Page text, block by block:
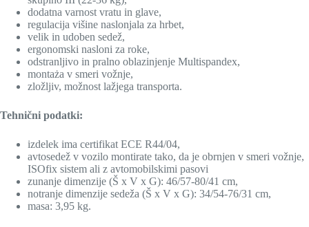
dodatna varnost vratu in glave,
regulacija višine naslonjala za hrbet,
velik in udoben sedež,
ergonomski nasloni za roke,
odstranljivo in pralno oblazinjenje Multispandex,
montaża v smeri vožnje,
zložljiv, možnost lažjega transporta.
Tehnični podatki:
izdelek ima certifikat ECE R44/04,
avtosedež v vozilo montirate tako, da je obrnjen v smeri vožnje,
ISOfix sistem ali z avtomobilskimi pasovi
zunanje dimenzije (Š x V x G): 46/57-80/41 cm,
notranje dimenzije sedeža (Š x V x G): 34/54-76/31 cm,
masa: 3,95 kg.